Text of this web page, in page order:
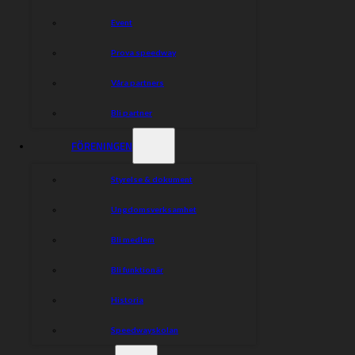
Event
Prova speedway
Våra partners
Bli partner
FÖRENINGEN
Styrelse & dokument
Ungdomsverksamhet
Bli medlem
Bli funktionär
Historia
Speedwayskolan
hur du blir medlem på:
(http://) . Biljetter måste bokas senast den 19 november.
inkommen.
**Plats:** Folkets Hus Kumla
**Biljettpris Medlemmar och funktionärer:** 220 SEK
ett e-mail innehållande ditt/era namn och